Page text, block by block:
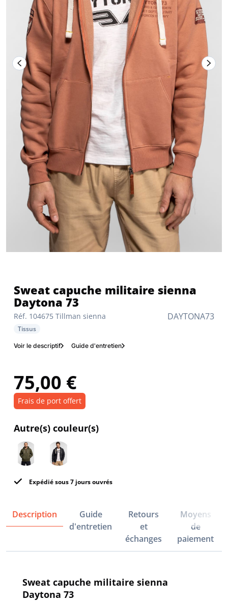
DAYTONA73
Réf. 104675 Tillman sienna
Sweat capuche militaire sienna
Daytona 73
Tissus
Voir le descriptif Guide d'entretien
75,00 €
Frais de port offert
Autre(s) couleur(s)
Expédié sous 7 jours ouvrés
Description
Guide
d'entretien
Retours
et
échanges
Moyens
de
paiement
Sweat capuche militaire sienna
Daytona 73